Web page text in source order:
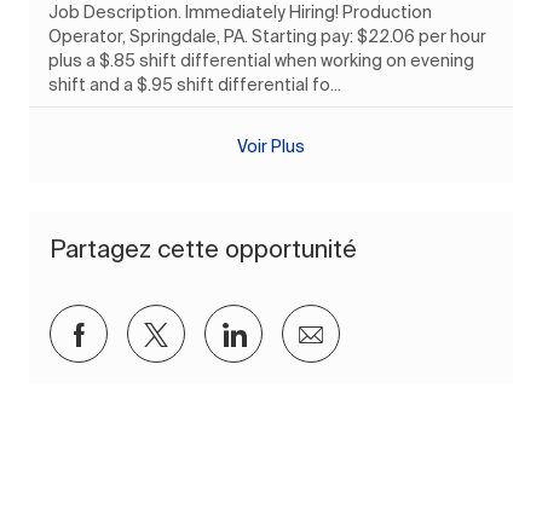
Job Description. Immediately Hiring! Production
Operator, Springdale, PA. Starting pay: $22.06 per hour
plus a $.85 shift differential when working on evening
shift and a $.95 shift differential fo...
Voir Plus
Partagez cette opportunité
Partager via Facebook
Partager via twitter
Partager via LinkedIn
Partager par e-mail